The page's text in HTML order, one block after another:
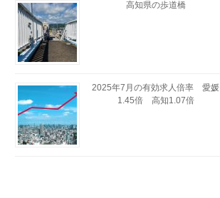
高知県の歩道橋
2025年7月の有効求人倍率 愛媛
1.45倍 高知1.07倍